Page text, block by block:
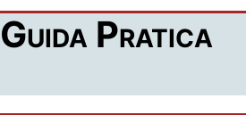
Pratica